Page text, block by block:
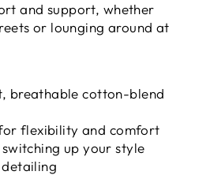
and support, whether
or lounging around at
breathable cotton-blend
flexibility and comfort
up your style